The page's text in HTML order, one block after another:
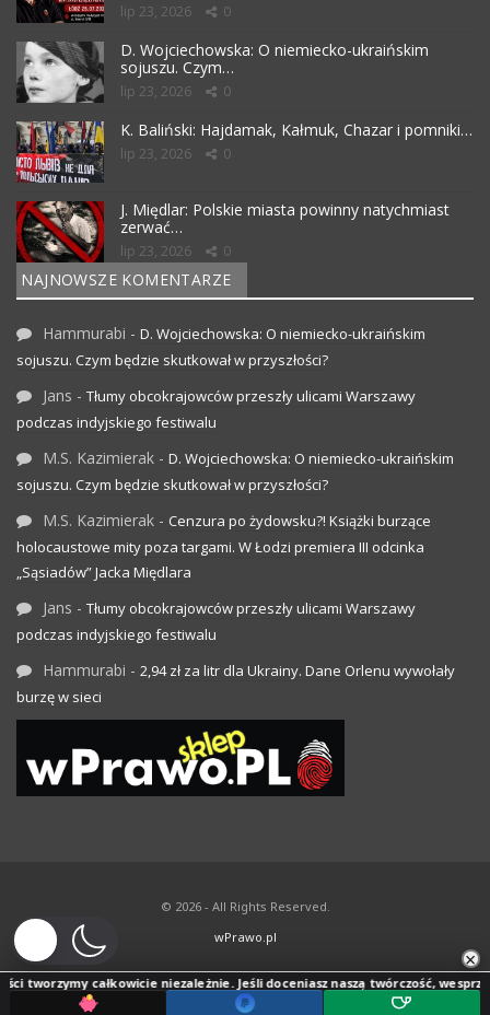
lip 23, 2026 0
D. Wojciechowska: O niemiecko-ukraińskim
sojuszu. Czym…
lip 23, 2026 0
K. Baliński: Hajdamak, Kałmuk, Chazar i pomniki…
lip 23, 2026 0
J. Międlar: Polskie miasta powinny natychmiast
zerwać…
lip 23, 2026 0
NAJNOWSZE KOMENTARZE
Hammurabi - D. Wojciechowska: O niemiecko-ukraińskim
sojuszu. Czym będzie skutkował w przyszłości?
Jans - Tłumy obcokrajowców przeszły ulicami Warszawy
podczas indyjskiego festiwalu
M.S. Kazimierak - D. Wojciechowska: O niemiecko-ukraińskim
sojuszu. Czym będzie skutkował w przyszłości?
M.S. Kazimierak - Cenzura po żydowsku?! Książki burzące
holocaustowe mity poza targami. W Łodzi premiera III odcinka
„Sąsiadów” Jacka Międlara
Jans - Tłumy obcokrajowców przeszły ulicami Warszawy
podczas indyjskiego festiwalu
Hammurabi - 2,94 zł za litr dla Ukrainy. Dane Orlenu wywołały
burzę w sieci
© 2026 - All Rights Reserved.
wPrawo.pl
×
tworzymy całkowicie niezależnie. Jeśli doceniasz naszą twórczość, wesprzyj